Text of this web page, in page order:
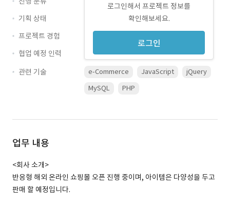
로그인해서 프로젝트 정보를
확인해보세요.
로그인
기획 상태
프로젝트 경험
협업 예정 인력
관련 기술
e-Commerce JavaScript
jQuery
MySQL
PHP
업무 내용
<회사 소개>
반응형 해외 온라인 쇼핑몰 오픈 진행 중이며, 아이템은 다양성을 두고
판매 할 예정입니다.